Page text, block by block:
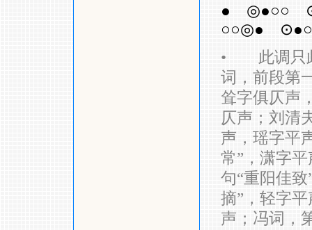
●
◎●○○
○○◎●
• 此调只此
词，前段第
耸字俱仄声
仄声；刘清
声，瑶字平
常”，潇字
句“重阳佳
摘”，轻字
声；冯词，